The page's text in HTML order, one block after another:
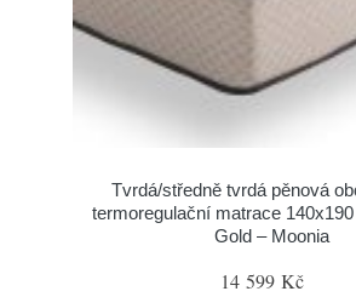
Tvrdá/středně tvrdá pěnová
termoregulační matrace
Gold – Moonia
14 599 Kč